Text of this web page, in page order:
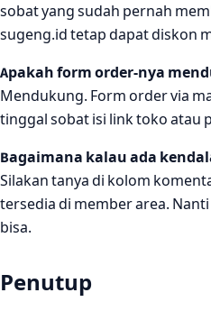
sobat yang sudah pernah
sugeng.id tetap dapat diskon
Apakah form order-nya
Mendukung. Form order via
tinggal sobat isi link toko atau
Bagaimana kalau ada
Silakan tanya di kolom
tersedia di member area.
bisa.
Penutup